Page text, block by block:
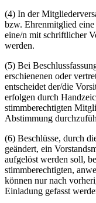
(4) In der
bzw. Ehrenmitglied
eine/n mit schriftlicher
werden.
(5) Bei
erschienenen oder
entscheidet der/die
erfolgen durch
stimmberechtigten
Abstimmung
(6) Beschlüsse, durch
geändert, ein
aufgelöst werden soll,
stimmberechtigten,
können nur nach
Einladung gefasst